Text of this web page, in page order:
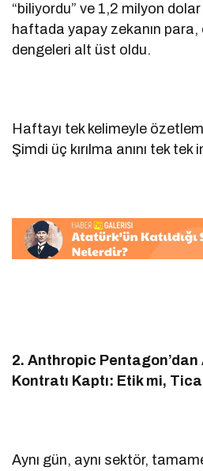
“biliyordu” ve 1,2 milyon
haftada yapay zekanın
dengeleri alt üst oldu.
Haftayı tek kelimeyle
Şimdi üç kırılma anını tek tek
2. Anthropic Pentagon’dan
Kontratı Kaptı: Etik mi,
Aynı gün, aynı sektör,